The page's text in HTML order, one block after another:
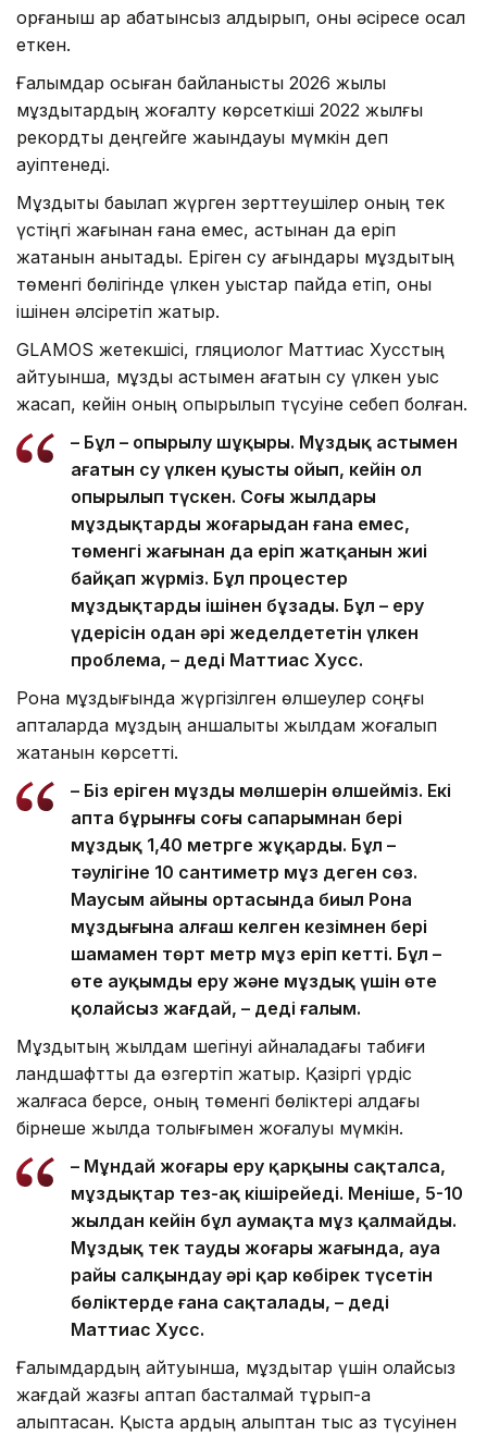
қорғаныш қар қабатынсыз қалдырып, оны әсіресе осал
еткен.
Ғалымдар осыған байланысты 2026 жылы
мұздықтардың жоғалту көрсеткіші 2022 жылғы
рекордтық деңгейге жақындауы мүмкін деп
қауіптенеді.
Мұздықты бақылап жүрген зерттеушілер оның тек
үстіңгі жағынан ғана емес, астынан да еріп
жатқанын анықтады. Еріген су ағындары мұздықтың
төменгі бөлігінде үлкен қуыстар пайда етіп, оны
ішінен әлсіретіп жатыр.
GLAMOS жетекшісі, гляциолог Маттиас Хусстың
айтуынша, мұздық астымен ағатын су үлкен қуыс
жасап, кейін оның опырылып түсуіне себеп болған.
– Бұл – опырылу шұңқыры. Мұздық астымен
ағатын су үлкен қуысты ойып, кейін ол
опырылып түскен. Соңғы жылдары
мұздықтардың жоғарыдан ғана емес,
төменгі жағынан да еріп жатқанын жиі
байқап жүрміз. Бұл процестер
мұздықтарды ішінен бұзады. Бұл – еру
үдерісін одан әрі жеделдететін үлкен
проблема, – деді Маттиас Хусс.
Рона мұздығында жүргізілген өлшеулер соңғы
апталарда мұздың қаншалықты жылдам жоғалып
жатқанын көрсетті.
– Біз еріген мұздың мөлшерін өлшейміз. Екі
апта бұрынғы соңғы сапарымнан бері
мұздық 1,40 метрге жұқарды. Бұл –
тәулігіне 10 сантиметр мұз деген сөз.
Маусым айының ортасында биыл Рона
мұздығына алғаш келген кезімнен бері
шамамен төрт метр мұз еріп кетті. Бұл –
өте ауқымды еру және мұздық үшін өте
қолайсыз жағдай, – деді ғалым.
Мұздықтың жылдам шегінуі айналадағы табиғи
ландшафтты да өзгертіп жатыр. Қазіргі үрдіс
жалғаса берсе, оның төменгі бөліктері алдағы
бірнеше жылда толығымен жоғалуы мүмкін.
– Мұндай жоғары еру қарқыны сақталса,
мұздықтар тез-ақ кішірейеді. Меніңше, 5-10
жылдан кейін бұл аумақта мұз қалмайды.
Мұздық тек таудың жоғары жағында, ауа
райы салқындау әрі қар көбірек түсетін
бөліктерде ғана сақталады, – деді
Маттиас Хусс.
Ғалымдардың айтуынша, мұздықтар үшін қолайсыз
жағдай жазғы аптап басталмай тұрып-ақ
қалыптасқан. Қыста қардың қалыптан тыс аз түсуінен